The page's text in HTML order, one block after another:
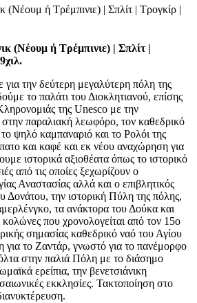
(Νέουμ ή Τρέμπινιε) | Σπλίτ | Τρογκίρ |
(Νέουμ ή Τρέμπινιε) | Σπλίτ |
την δεύτερη μεγαλύτερη πόλη της
το παλάτι του Διοκλητιανού, επίσης
της Unesco με την
παραλιακή λεωφόρο, τον καθεδρικό
ψηλό καμπαναριό και το Ρολόι της
και καφέ και εκ νέου αναχώρηση για
ιστορικά αξιοθέατα όπως το ιστορικό
από τις οποίες ξεχωρίζουν ο
Αναστασίας αλλά και ο επιβλητικός
Δονάτου, την ιστορική Πύλη της πόλης,
τα ανάκτορα του Δούκα και
κολώνες που χρονολογείται από τον 15ο
σημασίας καθεδρικό ναό του Αγίου
το Ζαντάρ, γνωστό για το πανέμορφο
στην παλιά Πόλη με το διάσημο
ερείπια, την βενετσιάνικη
εκκλησίες. Τακτοποίηση στο